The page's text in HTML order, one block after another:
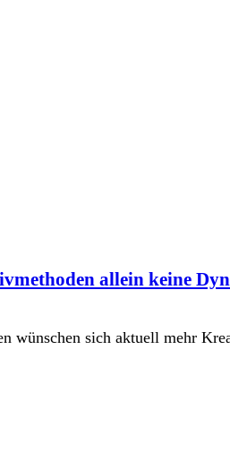
allein keine
wünschen sich aktuell mehr